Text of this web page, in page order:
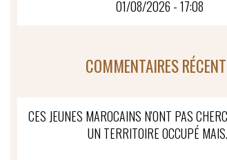
01/08/2026 - 17:08
COMMENTAIRES
CES JEUNES MAROCAINS N'ONT PAS
UN TERRITOIRE OCCUPÉ